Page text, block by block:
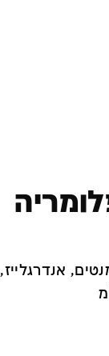
אנדרגלייז,